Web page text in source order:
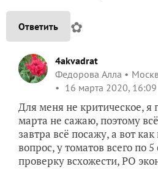
Ответить ✿
4akvadrat
Федорова Алла
16 марта 2020, 16:09
Для меня не критическое,
марта не сажаю, поэтому
завтра всё посажу, а вот
вопрос, у томатов всего по
проверку всхожести, РО